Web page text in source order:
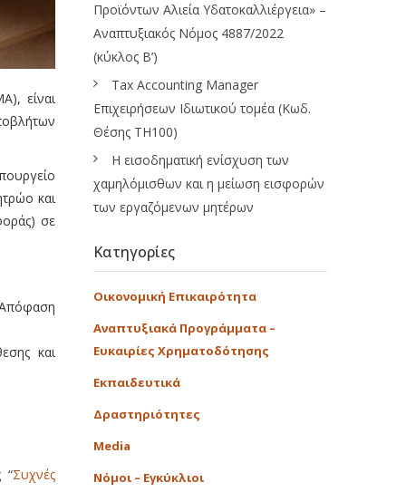
είναι
και
σε
και
“Συχνές
Προϊόντων Αλιεία Υδατοκαλλιέργεια» –
Αναπτυξιακός Νόμος 4887/2022
(κύκλος Β’)
Tax Accounting Manager
Επιχειρήσεων Ιδιωτικού τομέα (Κωδ.
Θέσης ΤΗ100)
Η εισοδηματική ενίσχυση των
χαμηλόμισθων και η μείωση εισφορών
των εργαζόμενων μητέρων
Κατηγορίες
Οικονομική Επικαιρότητα
Αναπτυξιακά Προγράμματα –
Ευκαιρίες Χρηματοδότησης
Εκπαιδευτικά
Δραστηριότητες
Media
Νόμοι – Εγκύκλιοι